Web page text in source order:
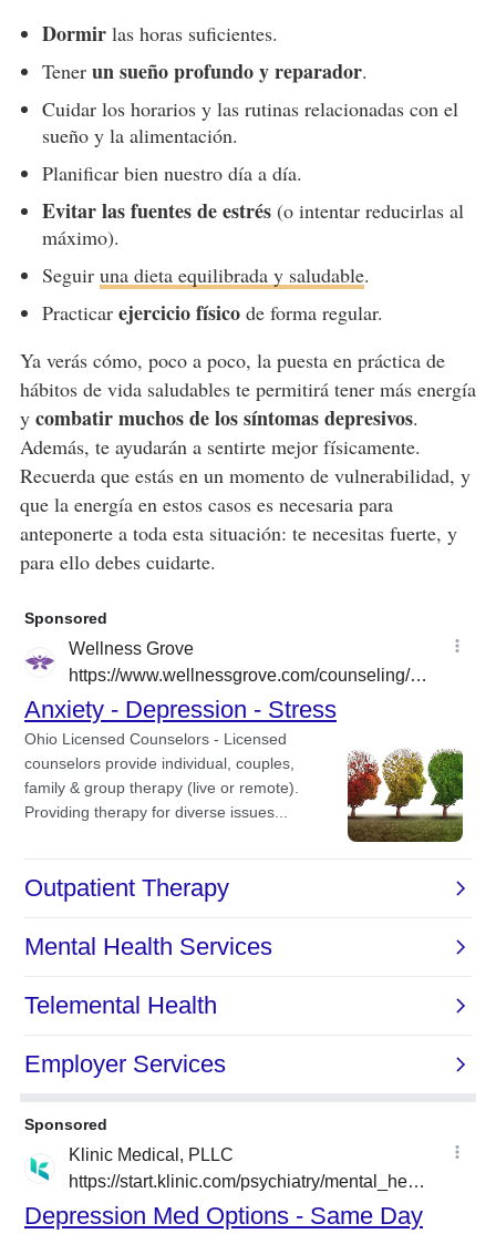
Dormirlas horas suficientes.
Tener un sueño profundo y reparador.
Cuidar los horarios y las rutinas relacionadas con el
sueño y la alimentación.
Planificar bien nuestro día a día.
Evitar las fuentes de estrés(o intentar reducirlas al
máximo).
Seguir una dieta equilibrada y saludable.
Practicar ejercicio físicode forma regular.
Ya verás cómo, poco a poco, la puesta en práctica de
hábitos de vida saludables te permitirá tener más energía
y combatir muchos de los síntomas depresivos.
Además, te ayudarán a sentirte mejor físicamente.
Recuerda que estás en un momento de vulnerabilidad, y
que la energía en estos casos es necesaria para
anteponerte a toda esta situación: te necesitas fuerte, y
para ello debes cuidarte.